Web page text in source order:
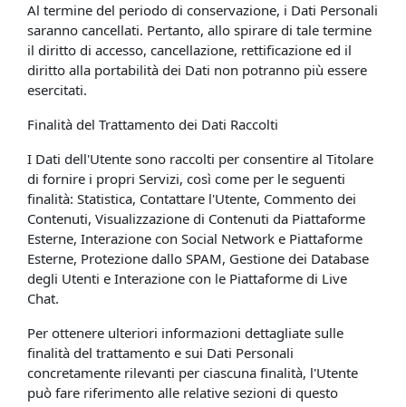
Al termine del periodo di conservazione, i Dati Personali
saranno cancellati. Pertanto, allo spirare di tale termine
il diritto di accesso, cancellazione, rettificazione ed il
diritto alla portabilità dei Dati non potranno più essere
esercitati.
Finalità del Trattamento dei Dati Raccolti
I Dati dell'Utente sono raccolti per consentire al Titolare
di fornire i propri Servizi, così come per le seguenti
finalità: Statistica, Contattare l'Utente, Commento dei
Contenuti, Visualizzazione di Contenuti da Piattaforme
Esterne, Interazione con Social Network e Piattaforme
Esterne, Protezione dallo SPAM, Gestione dei Database
degli Utenti e Interazione con le Piattaforme di Live
Chat.
Per ottenere ulteriori informazioni dettagliate sulle
finalità del trattamento e sui Dati Personali
concretamente rilevanti per ciascuna finalità, l'Utente
può fare riferimento alle relative sezioni di questo